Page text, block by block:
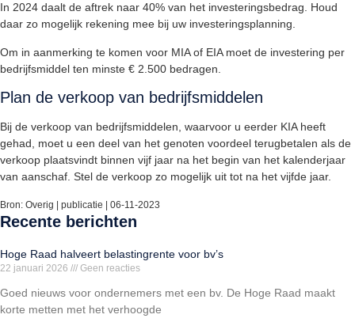
In 2024 daalt de aftrek naar 40% van het investeringsbedrag. Houd
daar zo mogelijk rekening mee bij uw investeringsplanning.
Om in aanmerking te komen voor MIA of EIA moet de investering per
bedrijfsmiddel ten minste € 2.500 bedragen.
Plan de verkoop van bedrijfsmiddelen
Bij de verkoop van bedrijfsmiddelen, waarvoor u eerder KIA heeft
gehad, moet u een deel van het genoten voordeel terugbetalen als de
verkoop plaatsvindt binnen vijf jaar na het begin van het kalenderjaar
van aanschaf. Stel de verkoop zo mogelijk uit tot na het vijfde jaar.
Bron: Overig | publicatie | 06-11-2023
Recente berichten
Hoge Raad halveert belastingrente voor bv’s
22 januari 2026 Geen reacties
Goed nieuws voor ondernemers met een bv. De Hoge Raad maakt
korte metten met het verhoogde